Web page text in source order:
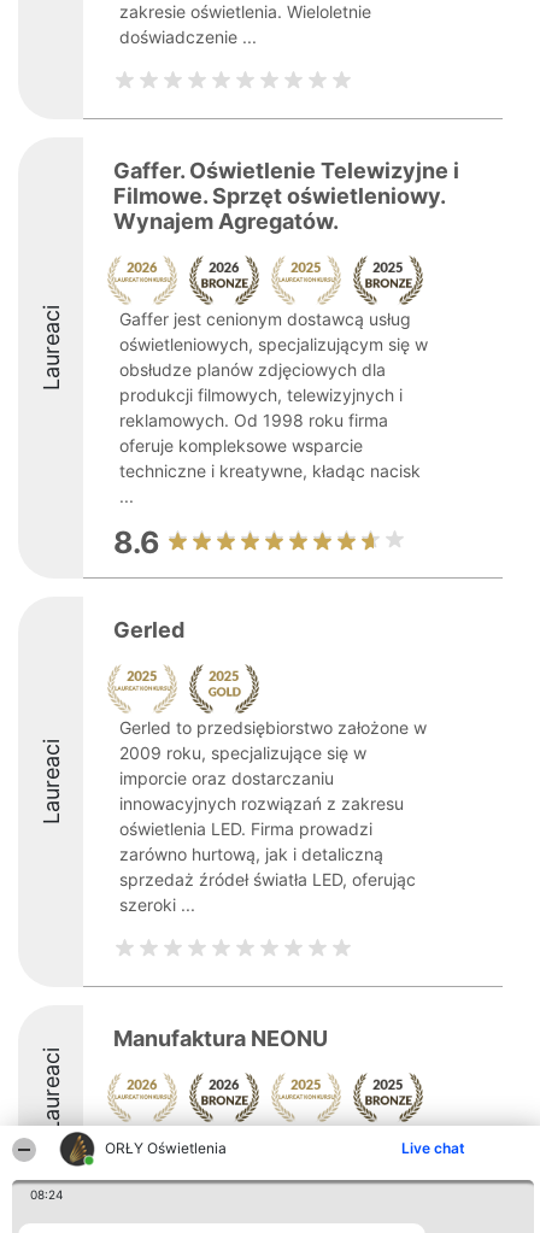
ORŁY Oświetlenia Live chat
08:24
zakresie oświetlenia. Wieloletnie
doświadczenie ...
Laureaci
Gaffer. Oświetlenie Telewizyjne i
Filmowe. Sprzęt oświetleniowy.
Wynajem Agregatów.
Gaffer jest cenionym dostawcą usług
oświetleniowych, specjalizującym się w
obsłudze planów zdjęciowych dla
produkcji filmowych, telewizyjnych i
reklamowych. Od 1998 roku firma
oferuje kompleksowe wsparcie
techniczne i kreatywne, kładąc nacisk
...
8.6
Laureaci
Gerled
Gerled to przedsiębiorstwo założone w
2009 roku, specjalizujące się w
imporcie oraz dostarczaniu
innowacyjnych rozwiązań z zakresu
oświetlenia LED. Firma prowadzi
zarówno hurtową, jak i detaliczną
sprzedaż źródeł światła LED, oferując
szeroki ...
Laureaci
Manufaktura NEONU
8.6